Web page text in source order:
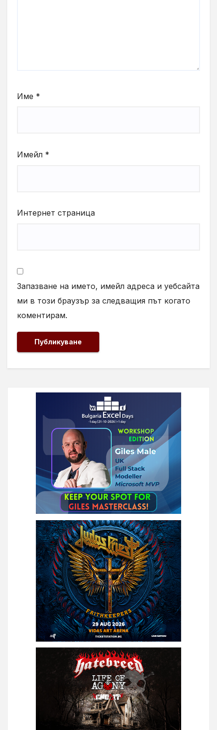
Име *
Имейл *
Интернет страница
Запазване на името, имейл адреса и уебсайта
ми в този браузър за следващия път когато
коментирам.